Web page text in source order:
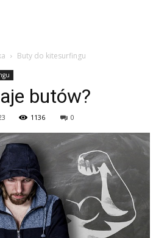
Buty do kitesurfingu
butów?
1136 0